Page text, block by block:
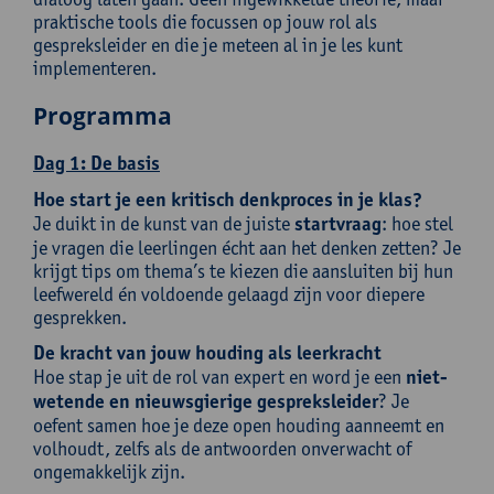
praktische tools die focussen op jouw rol als
gespreksleider en die je meteen al in je les kunt
implementeren.
Programma
Dag 1: De basis
Hoe start je een kritisch denkproces in je klas?
Je duikt in de kunst van de juistestartvraag: hoe stel
je vragen die leerlingen écht aan het denken zetten? Je
krijgt tips om thema’s te kiezen die aansluiten bij hun
leefwereld én voldoende gelaagd zijn voor diepere
gesprekken.
De kracht van jouw houding als leerkracht
Hoe stap je uit de rol van expert en word je een niet-
wetende en nieuwsgierige gespreksleider? Je
oefent samen hoe je deze open houding aanneemt en
volhoudt, zelfs als de antwoorden onverwacht of
ongemakkelijk zijn.